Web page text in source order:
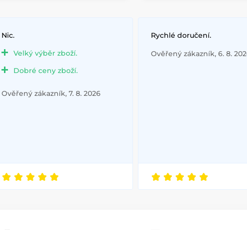
Nic.
Velký výběr zboží.
Dobré ceny zboží.
Ověřený zákazník, 7. 8. 2026
Rychlé doručení.
Ověřený zákazník, 6. 8.